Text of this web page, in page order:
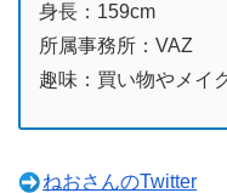
身長：159cm
所属事務所：VAZ
趣味：買い物やメイ
ねおさんのTwitter